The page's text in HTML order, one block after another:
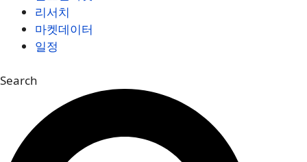
리서치
마켓데이터
일정
Search